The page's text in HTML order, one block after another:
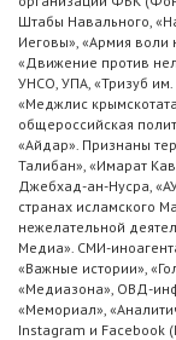
Штабы Навального,
Иеговы», «Армия воли
«Движение против
УНСО, УПА, «Тризуб
«Меджлис
общероссийская
«Айдар». Признаны
Талибан», «Имарат
Джебхад-ан-Нусра,
странах исламского
нежелательной
Медиа». СМИ-
«Важные истории»,
«Медиазона», ОВД-
«Мемориал»,
Instagram и Facebook